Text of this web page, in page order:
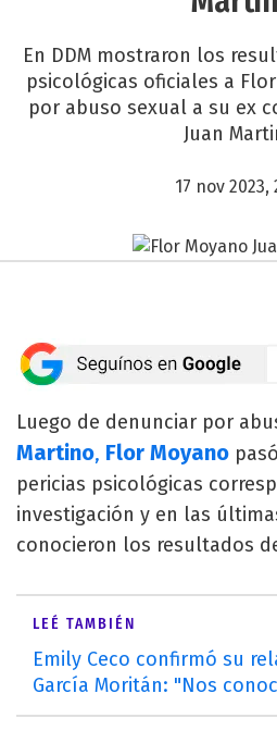
En DDM mostraron los
psicológicas oficiales a
por abuso sexual a su ex
Juan
17 nov 2023,
Luego de denunciar por
Martino, Flor Moyano
pericias psicológicas
investigación y en las
conocieron los resultados
LEÉ TAMBIÉN
Emily Ceco confirmó su
García Moritán: "Nos